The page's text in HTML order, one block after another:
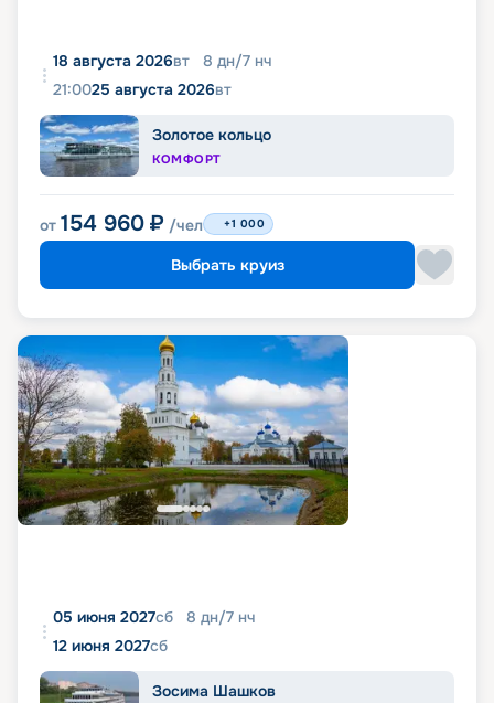
18 августа 2026вт 8 дн/7 нч
21:0025 августа 2026вт
Золотое кольцо
КОМФОРТ
от 154 960 ₽ /чел +1 000
Выбрать круиз
05 июня 2027сб 8 дн/7 нч
12 июня 2027сб
Зосима Шашков